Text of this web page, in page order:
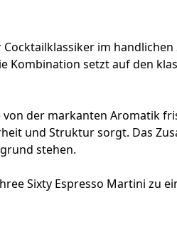
im
Kombination setzt auf den
der markanten Aromatik
und Struktur sorgt. Das
stehen.
Sixty Espresso Martini zu